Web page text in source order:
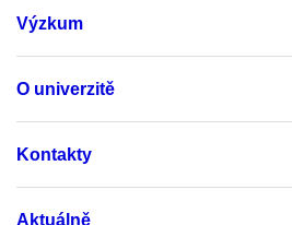
Výzkum
O univerzitě
Kontakty
Aktuálně